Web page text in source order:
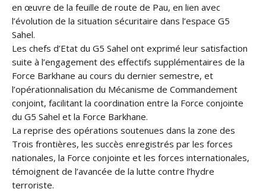
en œuvre de la feuille de route de Pau, en lien avec
l’évolution de la situation sécuritaire dans l’espace G5
Sahel.
Les chefs d’Etat du G5 Sahel ont exprimé leur satisfaction
suite à l’engagement des effectifs supplémentaires de la
Force Barkhane au cours du dernier semestre, et
l’opérationnalisation du Mécanisme de Commandement
conjoint, facilitant la coordination entre la Force conjointe
du G5 Sahel et la Force Barkhane.
La reprise des opérations soutenues dans la zone des
Trois frontières, les succès enregistrés par les forces
nationales, la Force conjointe et les forces internationales,
témoignent de l’avancée de la lutte contre l’hydre
terroriste.